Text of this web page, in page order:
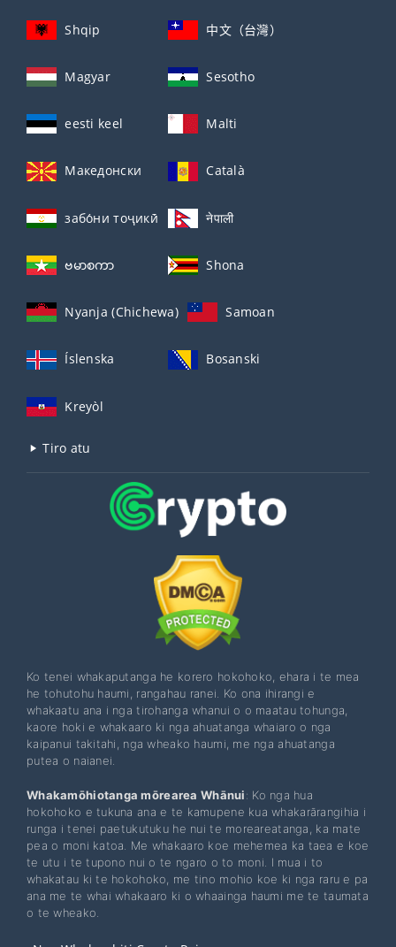
Shqip 中文（台灣）
Magyar Sesotho
eesti keel Malti
Македонски Català
забо́ни тоҷикӣ́ नेपाली
ဗမာစကာ Shona
Nyanja (Chichewa) Samoan
Íslenska Bosanski
Kreyòl
Tiro atu
Ko tenei whakaputanga he korero hokohoko, ehara i te mea
he tohutohu haumi, rangahau ranei. Ko ona ihirangi e
whakaatu ana i nga tirohanga whanui o o maatau tohunga,
kaore hoki e whakaaro ki nga ahuatanga whaiaro o nga
kaipanui takitahi, nga wheako haumi, me nga ahuatanga
putea o naianei.
Whakamōhiotanga mōrearea Whānui: Ko nga hua
hokohoko e tukuna ana e te kamupene kua whakarārangihia i
runga i tenei paetukutuku he nui te moreareatanga, ka mate
pea o moni katoa. Me whakaaro koe mehemea ka taea e koe
te utu i te tupono nui o te ngaro o to moni. I mua i to
whakatau ki te hokohoko, me tino mohio koe ki nga raru e pa
ana me te whai whakaaro ki o whaainga haumi me te taumata
o te wheako.